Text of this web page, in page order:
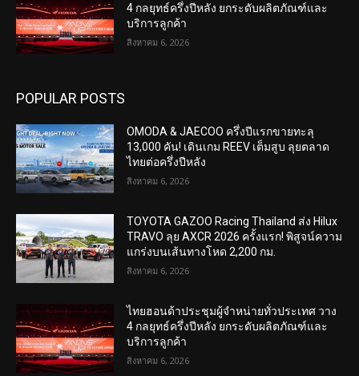
4 กลยุทธ์ครึ่งปีหลัง ยกระดับผลิตภัณฑ์และ
บริการลูกค้า
สิงหาคม 6, 2026
POPULAR POSTS
OMODA & JAECOO ครึ่งปีแรกขายทะลุ
13,000 คัน! เดินเกม REEV เต็มสูบ ลุยตลาด
ไทยต่อครึ่งปีหลัง
สิงหาคม 6, 2026
TOYOTA GAZOO Racing Thailand ส่ง Hilux
TRAVO ลุย AXCR 2026 ครั้งแรก! พิสูจน์ความ
แกร่งบนเส้นทางโหด 2,200 กม.
สิงหาคม 6, 2026
ไทยฮอนด้าประชุมผู้จำหน่ายทั่วประเทศ วาง
4 กลยุทธ์ครึ่งปีหลัง ยกระดับผลิตภัณฑ์และ
บริการลูกค้า
สิงหาคม 6, 2026